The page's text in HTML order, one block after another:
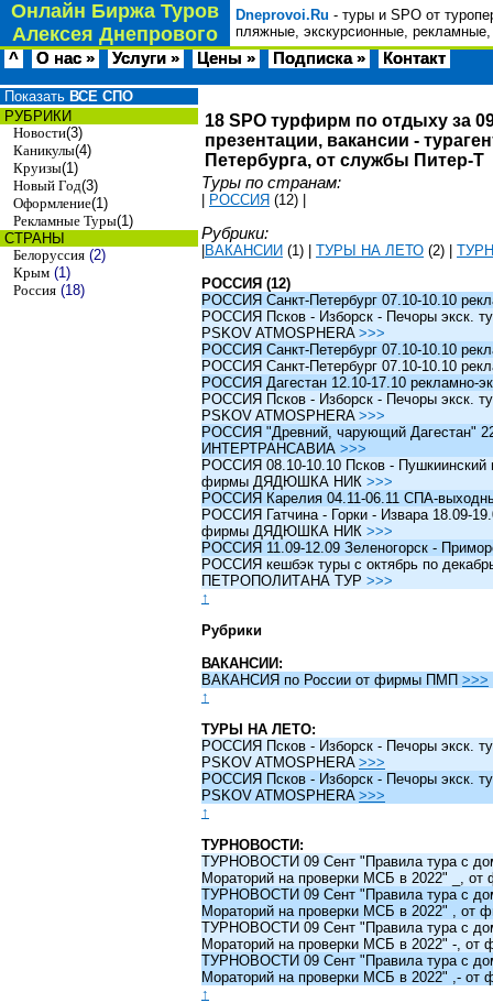
Онлайн Биржа Туров
Алексея Днепрового
Dneprovoi.Ru - туры и SPO от
пляжные, экскурсионные,
^ О нас » Услуги » Цены » Подписка » Контакт
Показать ВСЕ СПО
РУБРИКИ
Новости(3)
Каникулы(4)
Круизы(1)
Новый Год(3)
Оформление(1)
Рекламные Туры(1)
СТРАНЫ
Белоруссия (2)
Крым (1)
Россия (18)
18 SPO турфирм по отдыху за
презентации, вакансии -
Петербурга, от службы Питер-Т
Туры по странам:
РОССИЯ (12)
Рубрики:
ВАКАНСИИ (1) ТУРЫ НА ЛЕТО (2)
РОССИЯ (12)
РОССИЯ Санкт-Петербург 07.10-10.10
РОССИЯ Псков - Изборск - Печоры экск.
PSKOV ATMOSPHERA >>>
РОССИЯ Санкт-Петербург 07.10-10.10
РОССИЯ Санкт-Петербург 07.10-10.10
РОССИЯ Дагестан 12.10-17.10 рекламно-
РОССИЯ Псков - Изборск - Печоры экск.
PSKOV ATMOSPHERA >>>
РОССИЯ "Древний, чарующий Дагестан"
ИНТЕРТРАНСАВИА >>>
РОССИЯ 08.10-10.10 Псков - Пушкиинский
фирмы ДЯДЮШКА НИК >>>
РОССИЯ Карелия 04.11-06.11 СПА-
РОССИЯ Гатчина - Горки - Извара 18.09-
фирмы ДЯДЮШКА НИК >>>
РОССИЯ 11.09-12.09 Зеленогорск -
РОССИЯ кешбэк туры c октябрь по
ПЕТРОПОЛИТАНА ТУР >>>
↑
Рубрики
ВАКАНСИИ:
ВАКАНСИЯ по России от фирмы ПМП >>>
↑
ТУРЫ НА ЛЕТО:
РОССИЯ Псков - Изборск - Печоры экск.
PSKOV ATMOSPHERA >>>
РОССИЯ Псков - Изборск - Печоры экск.
PSKOV ATMOSPHERA >>>
↑
ТУРНОВОСТИ:
ТУРНОВОСТИ 09 Сент "Правила тура с
Мораторий на проверки МСБ в 2022" _,
ТУРНОВОСТИ 09 Сент "Правила тура с
Мораторий на проверки МСБ в 2022" ,
ТУРНОВОСТИ 09 Сент "Правила тура с
Мораторий на проверки МСБ в 2022" -,
ТУРНОВОСТИ 09 Сент "Правила тура с
Мораторий на проверки МСБ в 2022" ,-
↑